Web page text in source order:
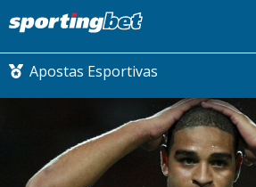
Apostas Esportivas
CONMEBOL LIBERTADORES